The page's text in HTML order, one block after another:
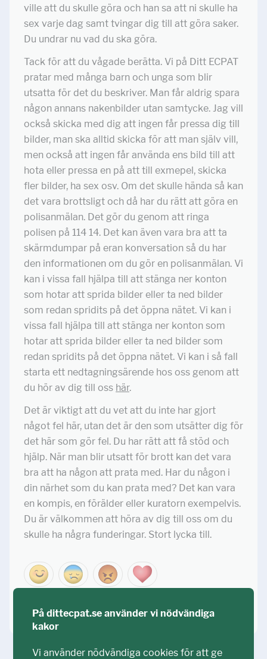
ville att du skulle göra och han sa att ni skulle ha
sex varje dag samt tvingar dig till att göra saker.
Du undrar nu vad du ska göra.
Tack för att du vågade berätta. Vi på Ditt ECPAT
pratar med många barn och unga som blir
utsatta för det du beskriver. Man får aldrig spara
någon annans nakenbilder utan samtycke. Jag vill
också skicka med dig att ingen får pressa dig till
bilder, man ska alltid skicka för att man själv vill,
men också att ingen får använda ens bild till att
hota eller pressa en på att till exmepel, skicka
fler bilder, ha sex osv. Om det skulle hända så kan
det vara brottsligt och då har du rätt att göra en
polisanmälan. Det gör du genom att ringa
polisen på 114 14. Det kan även vara bra att ta
skärmdumpar på eran konversation så du har
den informationen om du gör en polisanmälan. Vi
kan i vissa fall hjälpa till att stänga ner konton
som hotar att sprida bilder eller ta ned bilder
som redan spridits på det öppna nätet. Vi kan i
vissa fall hjälpa till att stänga ner konton som
hotar att sprida bilder eller ta ned bilder som
redan spridits på det öppna nätet. Vi kan i så fall
starta ett nedtagningsärende hos oss genom att
du hör av dig till oss här.
Det är viktigt att du vet att du inte har gjort
något fel här, utan det är den som utsätter dig för
det här som gör fel. Du har rätt att få stöd och
hjälp. När man blir utsatt för brott kan det vara
bra att ha någon att prata med. Har du någon i
din närhet som du kan prata med? Det kan vara
en kompis, en förälder eller kuratorn exempelvis.
Du är välkommen att höra av dig till oss om du
skulle ha några funderingar. Stort lycka till.
Kommentera
På dittecpat.se använder vi nödvändiga
kakor
Vi använder nödvändiga cookies för att ge